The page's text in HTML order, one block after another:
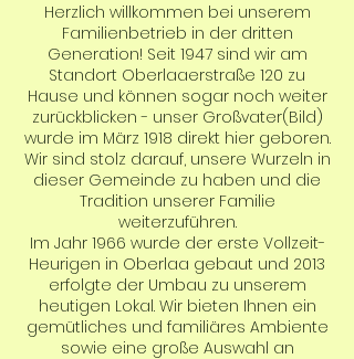
Herzlich willkommen bei unserem
Familienbetrieb in der dritten
Generation! Seit 1947 sind wir am
Standort Oberlaaerstraße 120 zu
Hause und können sogar noch weiter
zurückblicken - unser Großvater(Bild)
wurde im März 1918 direkt hier geboren.
Wir sind stolz darauf, unsere Wurzeln in
dieser Gemeinde zu haben und die
Tradition unserer Familie
weiterzuführen.
Im Jahr 1966 wurde der erste Vollzeit-
Heurigen in Oberlaa gebaut und 2013
erfolgte der Umbau zu unserem
heutigen Lokal. Wir bieten Ihnen ein
gemütliches und familiäres Ambiente
sowie eine große Auswahl an